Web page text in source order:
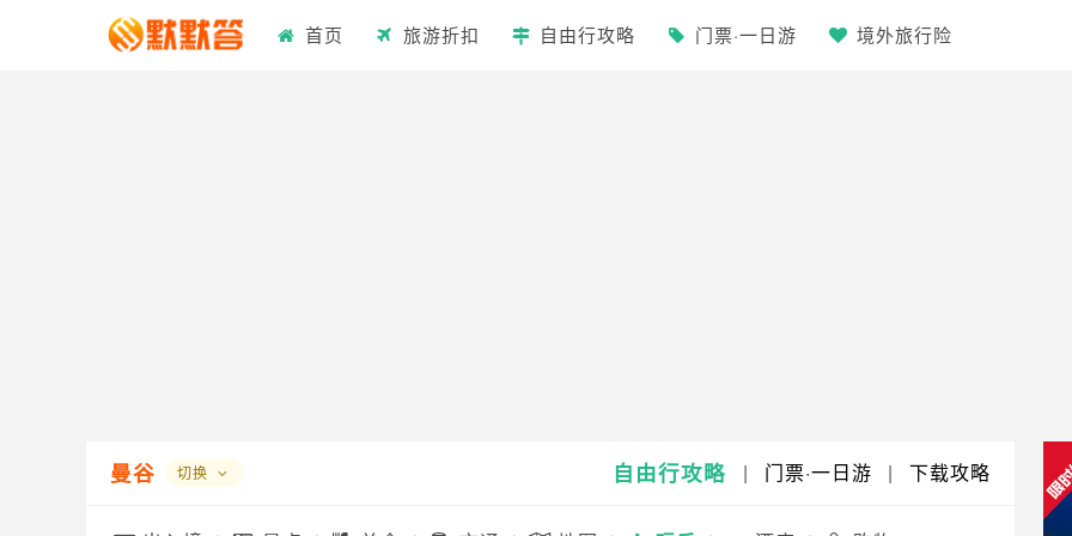
首页 旅游折扣 自由行攻略 门票·一日游 境外旅行险
曼谷 切换 自由行攻略 | 门票·一日游 | 下载攻略